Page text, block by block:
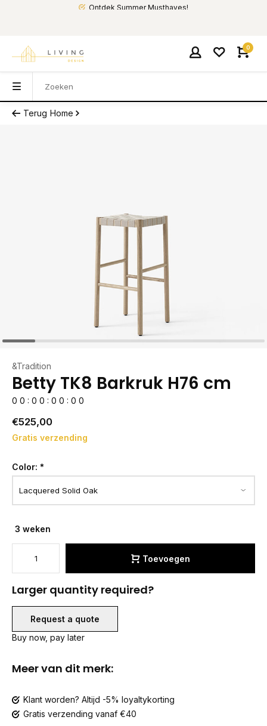
Ontdek Summer Musthaves!
0
Terug Home
&Tradition
Betty TK8 Barkruk H76 cm
0 0 : 0 0 : 0 0 : 0 0
€525,00
Gratis verzending
Color: *
3 weken
Toevoegen
Larger quantity required?
Request a quote
Buy now, pay later
Meer van dit merk:
Klant worden? Altijd -5% loyaltykorting
Gratis verzending vanaf €40